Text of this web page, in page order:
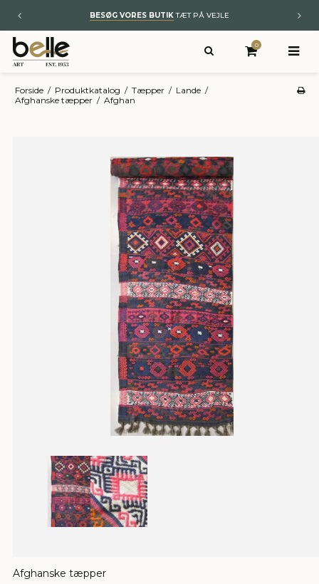
BYT TIL NYT– KUNST OG ÆGTE TÆPPER
0
Forside / Produktkatalog / Tæpper / Lande /
Afghanske tæpper / Afghan
Afghanske tæpper